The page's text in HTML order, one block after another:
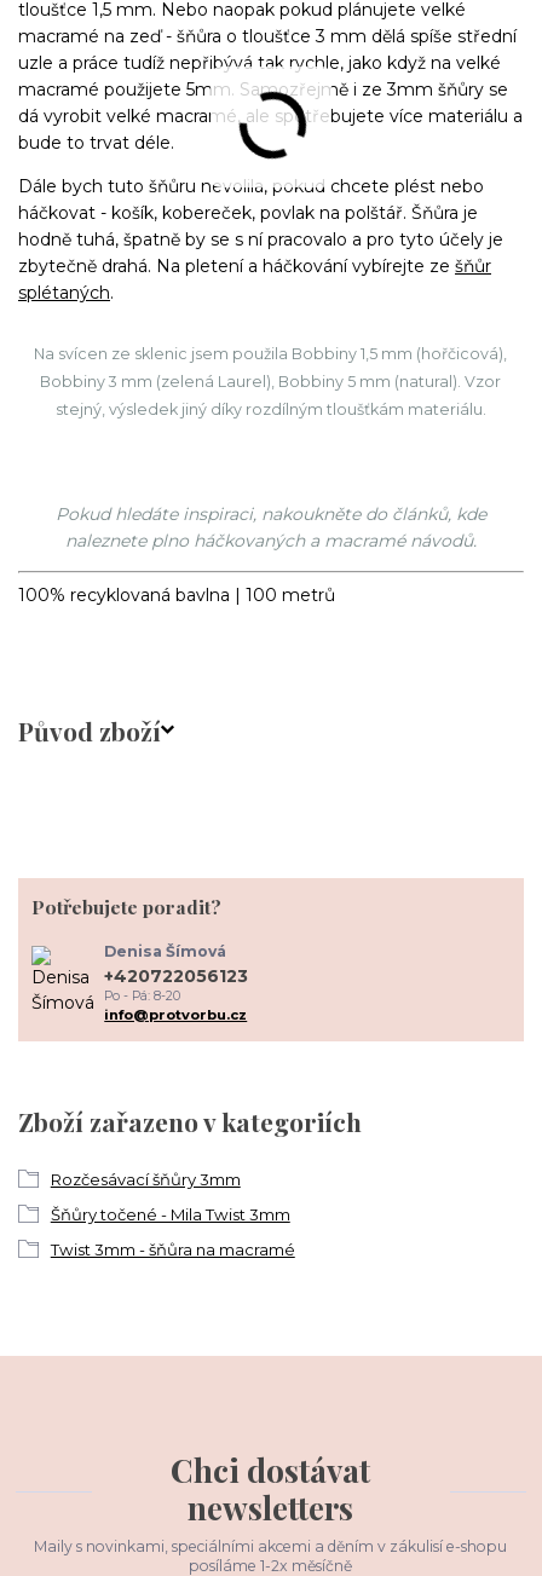
tloušťce 1,5 mm. Nebo naopak pokud plánujete velké
macramé na zeď - šňůra o tloušťce 3 mm dělá spíše střední
uzle a práce tudíž nepřibývá tak rychle, jako když na velké
macramé použijete 5mm. Samozřejmě i ze 3mm šňůry se
dá vyrobit velké macramé, ale spotřebujete více materiálu a
bude to trvat déle.
Dále bych tuto šňůru nevolila, pokud chcete plést nebo
háčkovat - košík, kobereček, povlak na polštář. Šňůra je
hodně tuhá, špatně by se s ní pracovalo a pro tyto účely je
zbytečně drahá. Na pletení a háčkování vybírejte ze šňůr
splétaných.
Na svícen ze sklenic jsem použila Bobbiny 1,5 mm (hořčicová),
Bobbiny 3 mm (zelená Laurel), Bobbiny 5 mm (natural). Vzor
stejný, výsledek jiný díky rozdílným tloušťkám materiálu.
Pokud hledáte inspiraci, nakoukněte do článků, kde
naleznete plno háčkovaných a macramé návodů.
100% recyklovaná bavlna | 100 metrů
Původ zboží
Zboží zařazeno v kategoriích
Rozčesávací šňůry 3mm
Šňůry točené - Mila Twist 3mm
Twist 3mm - šňůra na macramé
Potřebujete poradit?
Denisa Šímová
+420722056123
Po - Pá: 8-20
info@protvorbu.cz
Chci dostávat
newsletters
Maily s novinkami, speciálními akcemi a děním v zákulisí e-shopu
posíláme 1-2x měsíčně